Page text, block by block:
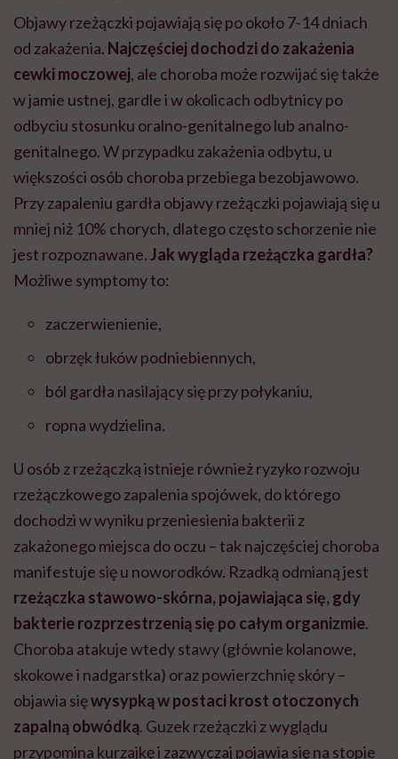
Objawy rzeżączki pojawiają się po około 7-14 dniach
od zakażenia. Najczęściej dochodzi do zakażenia
cewki moczowej, ale choroba może rozwijać się także
w jamie ustnej, gardle i w okolicach odbytnicy po
odbyciu stosunku oralno-genitalnego lub analno-
genitalnego. W przypadku zakażenia odbytu, u
większości osób choroba przebiega bezobjawowo.
Przy zapaleniu gardła objawy rzeżączki pojawiają się u
mniej niż 10% chorych, dlatego często schorzenie nie
jest rozpoznawane.Jak wygląda rzeżączka gardła?
Możliwe symptomy to:
zaczerwienienie,
obrzęk łuków podniebiennych,
ból gardła nasilający się przy połykaniu,
ropna wydzielina.
U osób z rzeżączką istnieje również ryzyko rozwoju
rzeżączkowego zapalenia spojówek, do którego
dochodzi w wyniku przeniesienia bakterii z
zakażonego miejsca do oczu – tak najczęściej choroba
manifestuje się u noworodków. Rzadką odmianą jest
rzeżączka stawowo-skórna, pojawiająca się, gdy
bakterie rozprzestrzenią się po całym organizmie.
Choroba atakuje wtedy stawy (głównie kolanowe,
skokowe i nadgarstka) oraz powierzchnię skóry–
objawia sięwysypką w postaci krost otoczonych
zapalną obwódką. Guzek rzeżączki z wyglądu
przypomina kurzajkę i zazwyczaj pojawia się na stopie